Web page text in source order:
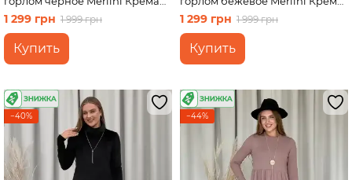
700001741 размер L-XL
1 299 грн 1 999 грн
Купить
700001742 размер L-XL
1 299 грн 1 999 грн
Купить
−40% −44%